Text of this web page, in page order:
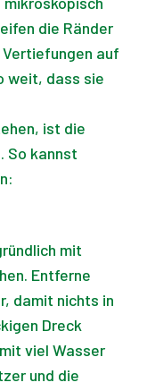
die Ränder
auf
weit, dass sie
ist die
So kannst
mit
Entferne
damit nichts in
Dreck
viel Wasser
und die